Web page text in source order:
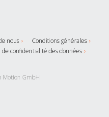
nous
Conditions générales
de confidentialité des données
Motion GmbH